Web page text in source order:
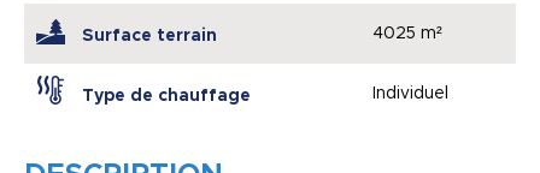
Surface terrain 4025 m²
Type de chauffage Individuel